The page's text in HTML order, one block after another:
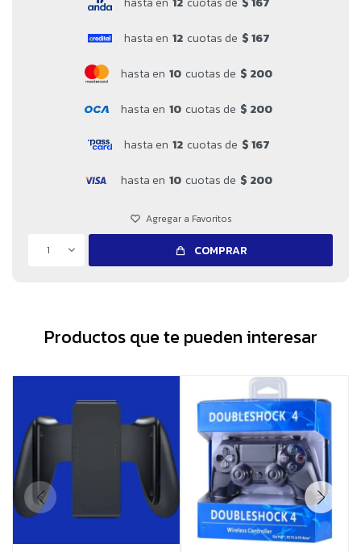
hasta en 12 cuotas de $ 167
hasta en 10 cuotas de $ 200
hasta en 10 cuotas de $ 200
hasta en 12 cuotas de $ 167
hasta en 10 cuotas de $ 200
1 COMPRAR
Productos que te pueden interesar